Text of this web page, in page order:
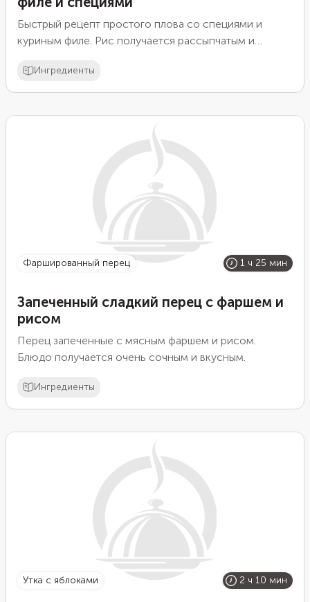
Быстрый рецепт простого плова со специями и
куриным филе. Рис получается рассыпчатым и
Ингредиенты
фаршированный перец 1 ч 25 мин
Запеченный сладкий перец с фаршем и
рисом
Перец запеченные с мясным фаршем и рисом.
Блюдо получается очень сочным и вкусным.
Ингредиенты
утка с яблоками 2 ч 10 мин